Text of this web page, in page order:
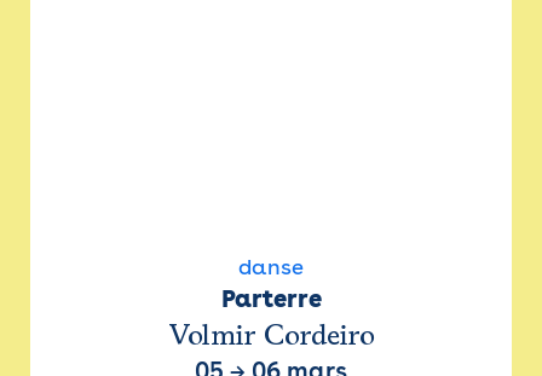
danse
Parterre
Volmir Cordeiro